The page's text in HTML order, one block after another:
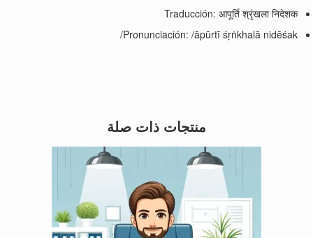
Traducción: आपूर्ति श्रृंखला निदेशक
Pronunciación: /āpūrtī śṛṅkhalā nidēśak/
منتجات ذات صلة